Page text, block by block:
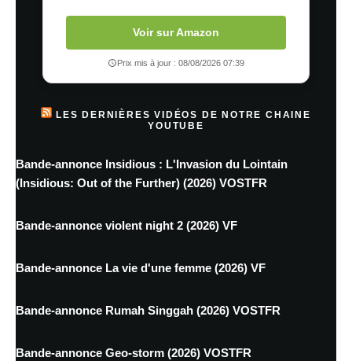
Voir sur Amazon
Prix mis à jour : 08/08/2026 07:39
LES DERNIÈRES VIDÉOS DE NOTRE CHAINE
YOUTUBE
Bande-annonce Insidious : L'Invasion du Lointain
(Insidious: Out of the Further) (2026) VOSTFR
Bande-annonce violent night 2 (2026) VF
Bande-annonce La vie d'une femme (2026) VF
Bande-annonce Rumah Singgah (2026) VOSTFR
Bande-annonce Geo-storm (2026) VOSTFR